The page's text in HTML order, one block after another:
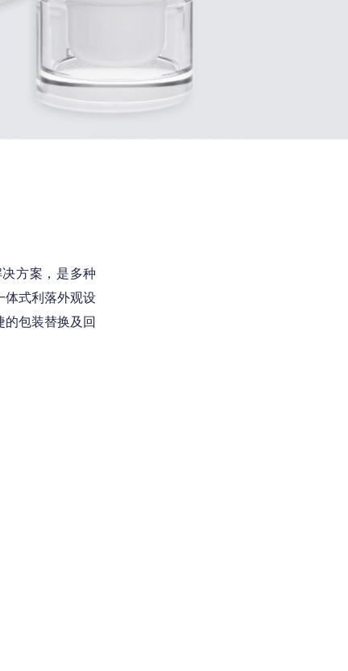
方案，是多种
体式利落外观设
包装替换及回